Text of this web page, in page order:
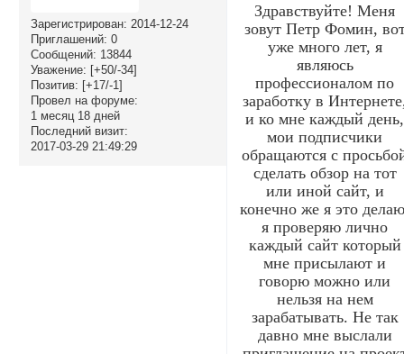
Зарегистрирован: 2014-12-24
Приглашений: 0
Сообщений: 13844
Уважение: [+50/-34]
Позитив: [+17/-1]
Провел на форуме:
1 месяц 18 дней
Последний визит:
2017-03-29 21:49:29
Здравствуйте! Меня
зовут Петр Фомин,
уже много лет, я
являюсь
профессионалом по
заработку в
и ко мне каждый день,
мои подписчики
обращаются с
сделать обзор на тот
или иной сайт, и
конечно же я это
я проверяю лично
каждый сайт который
мне присылают и
говорю можно или
нельзя на нем
зарабатывать. Не так
давно мне выслали